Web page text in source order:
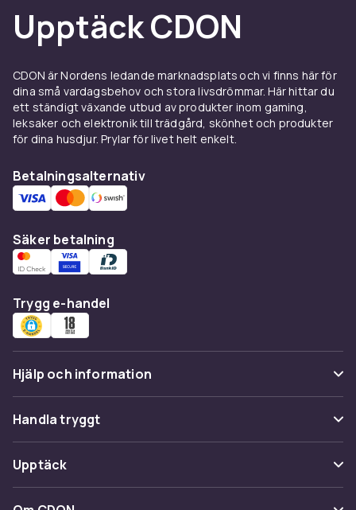
Upptäck CDON
CDON är Nordens ledande marknadsplats och vi finns här för
dina små vardagsbehov och stora livsdrömmar. Här hittar du
ett ständigt växande utbud av produkter inom gaming,
leksaker och elektronik till trädgård, skönhet och produkter
för dina husdjur. Prylar för livet helt enkelt.
Betalningsalternativ
Säker betalning
Trygg e-handel
Hjälp och information
Vanliga frågor
Spåra paket
Ångra & Returnera här
Handla tryggt
Betalning
Leverans
Upptäck
Kategorier